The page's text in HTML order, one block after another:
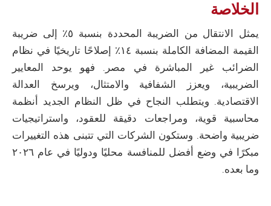
الخلاصة
يمثل الانتقال من الضريبة المحددة بنسبة ٥٪ إلى ضريبة
القيمة المضافة الكاملة بنسبة ١٤٪ إصلاحًا تاريخيًا في نظام
الضرائب غير المباشرة في مصر. فهو يوحد المعايير
الضريبية، ويعزز الشفافية والامتثال، ويرسخ العدالة
الاقتصادية. ويتطلب النجاح في ظل النظام الجديد أنظمة
محاسبية قوية، ومراجعات دقيقة للعقود، واستراتيجيات
ضريبية واضحة. وستكون الشركات التي تتبنى هذه التغييرات
مبكرًا في وضع أفضل للمنافسة محليًا ودوليًا في عام ٢٠٢٦
وما بعده.